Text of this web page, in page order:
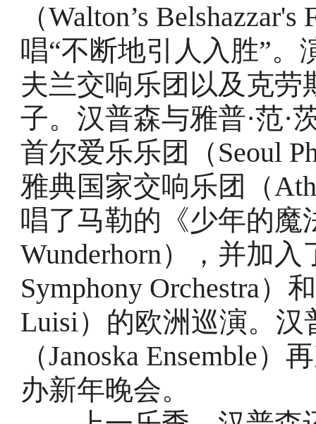
（Walton’s
唱“不断地引人入胜”
夫兰交响乐团以及克劳
子。汉普森与雅普·范·
首尔爱乐乐团（Seoul
雅典国家交响乐团（
唱了马勒的《少年的魔
Wunderhorn），并加
Symphony Orchestra）
Luisi）的欧洲巡演。
（Janoska Ensemble
办新年晚会。